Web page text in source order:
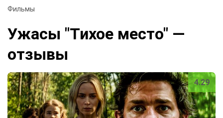
Фильмы
Ужасы "Тихое место" —
отзывы
4.29